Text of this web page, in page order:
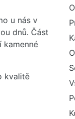
u nás v
dnů. Část
kamenné
kvalitě